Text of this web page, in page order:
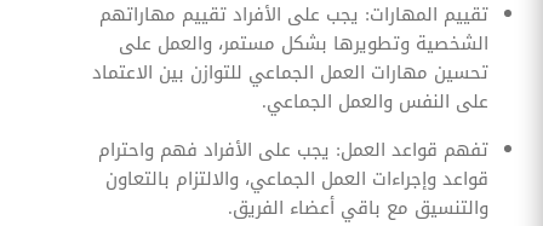
تقييم المهارات: يجب على الأفراد تقييم مهاراتهم
الشخصية وتطويرها بشكل مستمر، والعمل على
تحسين مهارات العمل الجماعي للتوازن بين الاعتماد
على النفس والعمل الجماعي.
تفهم قواعد العمل: يجب على الأفراد فهم واحترام
قواعد وإجراءات العمل الجماعي، والالتزام بالتعاون
والتنسيق مع باقي أعضاء الفريق.